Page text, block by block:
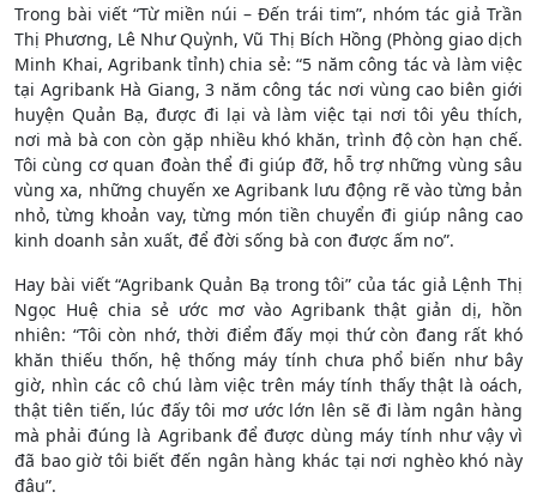
Trong bài viết “Từ miền núi – Đến trái tim”, nhóm tác giả Trần
Thị Phương, Lê Như Quỳnh, Vũ Thị Bích Hồng (Phòng giao dịch
Minh Khai, Agribank tỉnh) chia sẻ: “5 năm công tác và làm việc
tại Agribank Hà Giang, 3 năm công tác nơi vùng cao biên giới
huyện Quản Bạ, được đi lại và làm việc tại nơi tôi yêu thích,
nơi mà bà con còn gặp nhiều khó khăn, trình độ còn hạn chế.
Tôi cùng cơ quan đoàn thể đi giúp đỡ, hỗ trợ những vùng sâu
vùng xa, những chuyến xe Agribank lưu động rẽ vào từng bản
nhỏ, từng khoản vay, từng món tiền chuyển đi giúp nâng cao
kinh doanh sản xuất, để đời sống bà con được ấm no”.
Hay bài viết “Agribank Quản Bạ trong tôi” của tác giả Lệnh Thị
Ngọc Huệ chia sẻ ước mơ vào Agribank thật giản dị, hồn
nhiên: “Tôi còn nhớ, thời điểm đấy mọi thứ còn đang rất khó
khăn thiếu thốn, hệ thống máy tính chưa phổ biến như bây
giờ, nhìn các cô chú làm việc trên máy tính thấy thật là oách,
thật tiên tiến, lúc đấy tôi mơ ước lớn lên sẽ đi làm ngân hàng
mà phải đúng là Agribank để được dùng máy tính như vậy vì
đã bao giờ tôi biết đến ngân hàng khác tại nơi nghèo khó này
đâu”.